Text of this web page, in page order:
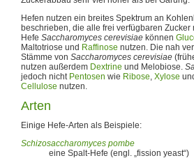
Hefen nutzen ein breites Spektrum an
beschrieben, die alle frei verfügbaren
Hefe Saccharomyces cerevisiae können
Maltotriose und Raffinose nutzen. Die nah
Stämme von Saccharomyces cerevisiae
nutzen außerdem Dextrine und Melobiose.
jedoch nicht Pentosen wie Ribose, Xylose
Cellulose nutzen.
Arten
Einige Hefe-Arten als Beispiele:
Schizosaccharomyces pombe
eine Spalt-Hefe (engl. „fission yeast“)